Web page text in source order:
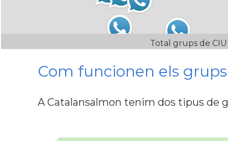
Total grups de
Com funcionen els
A Catalansalmon tenim dos tipus de